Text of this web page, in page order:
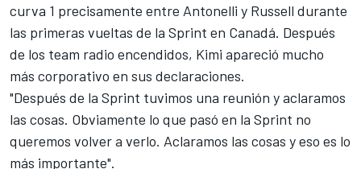
curva 1 precisamente entre Antonelli y Russell durante
las primeras vueltas de la Sprint en Canadá. Después
de los team radio encendidos, Kimi apareció mucho
más corporativo en sus declaraciones.
"Después de la Sprint tuvimos una reunión y aclaramos
las cosas. Obviamente lo que pasó en la Sprint no
queremos volver a verlo. Aclaramos las cosas y eso es lo
más importante".